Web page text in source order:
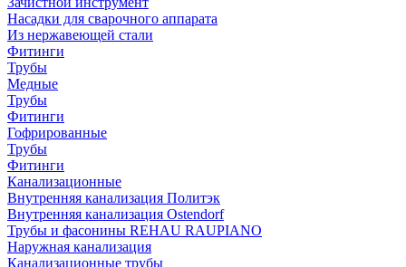
Насадки для сварочного аппарата
Из нержавеющей стали
Фитинги
Трубы
Медные
Трубы
Фитинги
Гофрированные
Трубы
Фитинги
Канализационные
Внутренняя канализация Политэк
Внутренняя канализация Ostendorf
Трубы и фасонины REHAU RAUPIANO
Наружная канализация
Канализационные трубы